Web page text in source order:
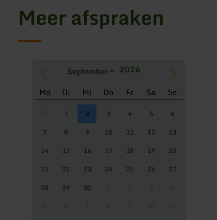
Meer afspraken
Mo Di Mi Do Fr Sa So
1 2 3 4 5
6
7
8 9 10 11 12
13
14
15 16 17 18 19
20
21
22 23 24 25 26
27
28
29 30